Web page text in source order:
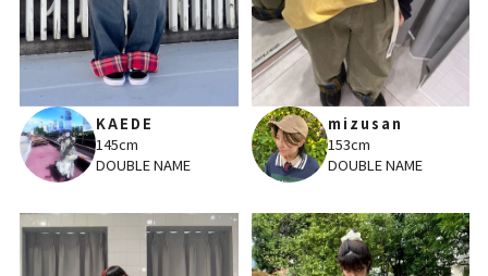
KAEDE
145cm
DOUBLE NAME
mizusan
153cm
DOUBLE NAME